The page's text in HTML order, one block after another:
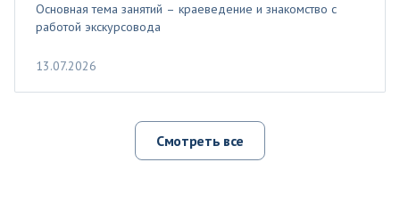
Основная тема занятий – краеведение и знакомство с
работой экскурсовода
13.07.2026
Смотреть все